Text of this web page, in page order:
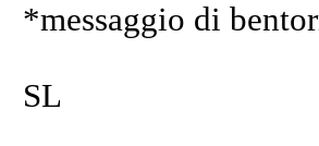
*messaggio di
SL